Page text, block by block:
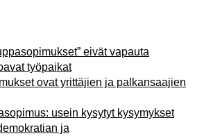
eivät vapauta
työpaikat
ovat yrittäjien ja palkansaajien
usein kysytyt kysymykset
ja